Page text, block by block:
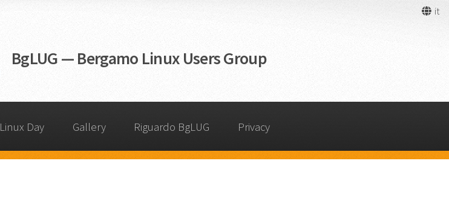
it
BgLUG — Bergamo Linux Users Group
Linux Day Gallery Riguardo BgLUG Privacy